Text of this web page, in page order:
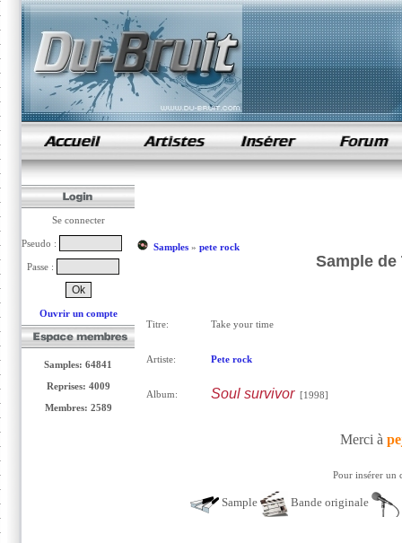
samples de rap
Se connecter
Pseudo :
Passe :
Ouvrir un compte
Samples: 64841
Reprises: 4009
Membres: 2589
Samples» pete rock
Sample de
Titre: Take your time
Artiste: Pete rock
Album: Soul survivor[1998]
Merci à
Pour insérer un
Sample Bande originale